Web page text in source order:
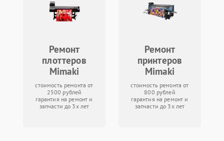
Ремонт
плоттеров
Mimaki
стоимость ремонта от
2500 рублей
гарантия на ремонт и
запчасти до 3х лет
Ремонт
принтеров
Mimaki
стоимость ремонта от
800 рублей
гарантия на ремонт и
запчасти до 3х лет